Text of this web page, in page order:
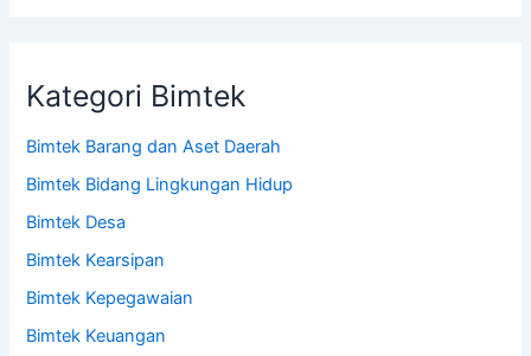
Kategori Bimtek
Bimtek Barang dan Aset Daerah
Bimtek Bidang Lingkungan Hidup
Bimtek Desa
Bimtek Kearsipan
Bimtek Kepegawaian
Bimtek Keuangan